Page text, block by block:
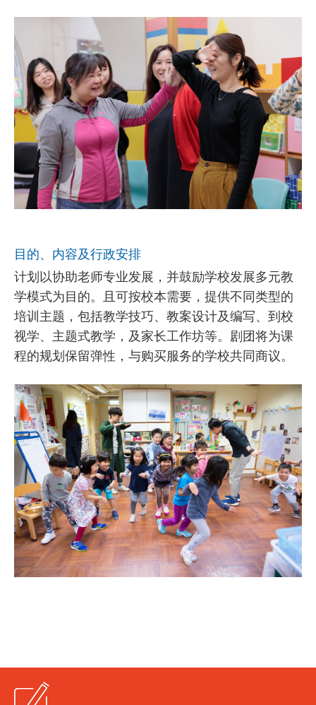
目的、内容及行政安排
计划以协助老师专业发展，并鼓励学校发展多元教
学模式为目的。且可按校本需要，提供不同类型的
培训主题，包括教学技巧、教案设计及编写、到校
视学、主题式教学，及家长工作坊等。剧团将为课
程的规划保留弹性，与购买服务的学校共同商议。